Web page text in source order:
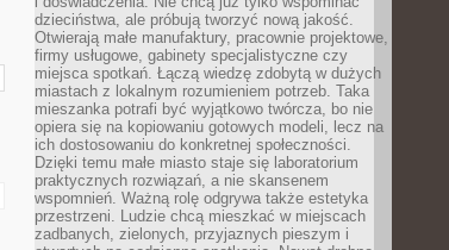
dzieciństwa, ale próbują tworzyć nową jakość.
Otwierają małe manufaktury, pracownie projektowe,
firmy usługowe, gabinety specjalistyczne czy
miejsca spotkań. Łączą wiedzę zdobytą w dużych
miastach z lokalnym rozumieniem potrzeb. Taka
mieszanka potrafi być wyjątkowo twórcza, bo nie
opiera się na kopiowaniu gotowych modeli, lecz na
ich dostosowaniu do konkretnej społeczności.
Dzięki temu małe miasto staje się laboratorium
praktycznych rozwiązań, a nie skansenem
wspomnień. Ważną rolę odgrywa także estetyka
przestrzeni. Ludzie chcą mieszkać w miejscach
zadbanych, zielonych, przyjaznych pieszym i